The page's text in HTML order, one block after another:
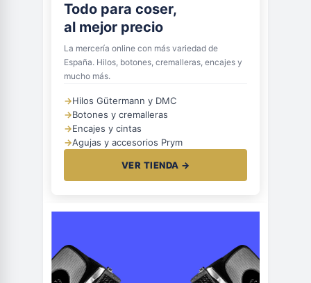
Todo para coser,
al mejor precio
La mercería online con más variedad de
España. Hilos, botones, cremalleras, encajes y
mucho más.
→Hilos Gütermann y DMC
→Botones y cremalleras
→Encajes y cintas
→Agujas y accesorios Prym
VER TIENDA →